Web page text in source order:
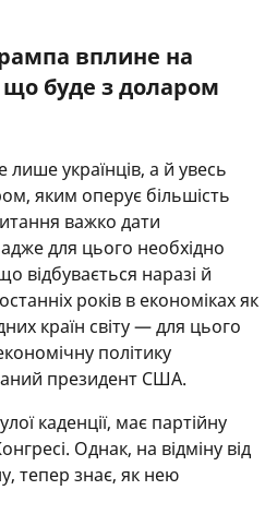
вплине на
що буде з доларом
українців, а й увесь
яким оперує більшість
важко дати
для цього необхідно
відбувається наразі й
років в економіках як
країн світу — для цього
політику
президент США.
каденції, має партійну
Однак, на відміну від
тепер знає, як нею